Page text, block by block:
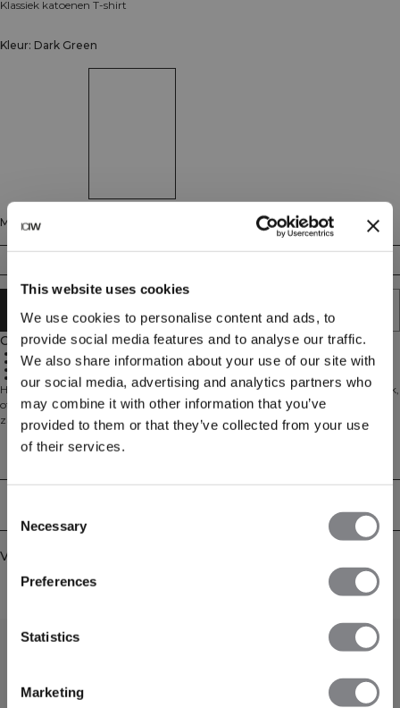
This website uses cookies
We use cookies to personalise content and ads, to
provide social media features and to analyse our traffic.
We also share information about your use of our site with
our social media, advertising and analytics partners who
may combine it with other information that you’ve
provided to them or that they’ve collected from your use
of their services.
Selection
Necessary
Preferences
Statistics
Marketing
Klassiek katoenen T-shirt
Kleur: Dark Green
Maat
AAN WINKELWAGENTJE TOEVOEGEN
Omschrijving
80% katoen, 20% rayon
Standaard pasvorm
Geen print ontwerp
Dagelijks comfort
Het Everyday Cotton T-shirt is een veelzijdige keuze voor de sportschool, werk,
of ontspannen thuis. Met een klassieke pasvorm is het gemaakt van een
zachte mix van 80% katoen en 20% rayon voor comfortabele, dagelijkse
kleding.
Technische aspecten
Vergelijkbare producten